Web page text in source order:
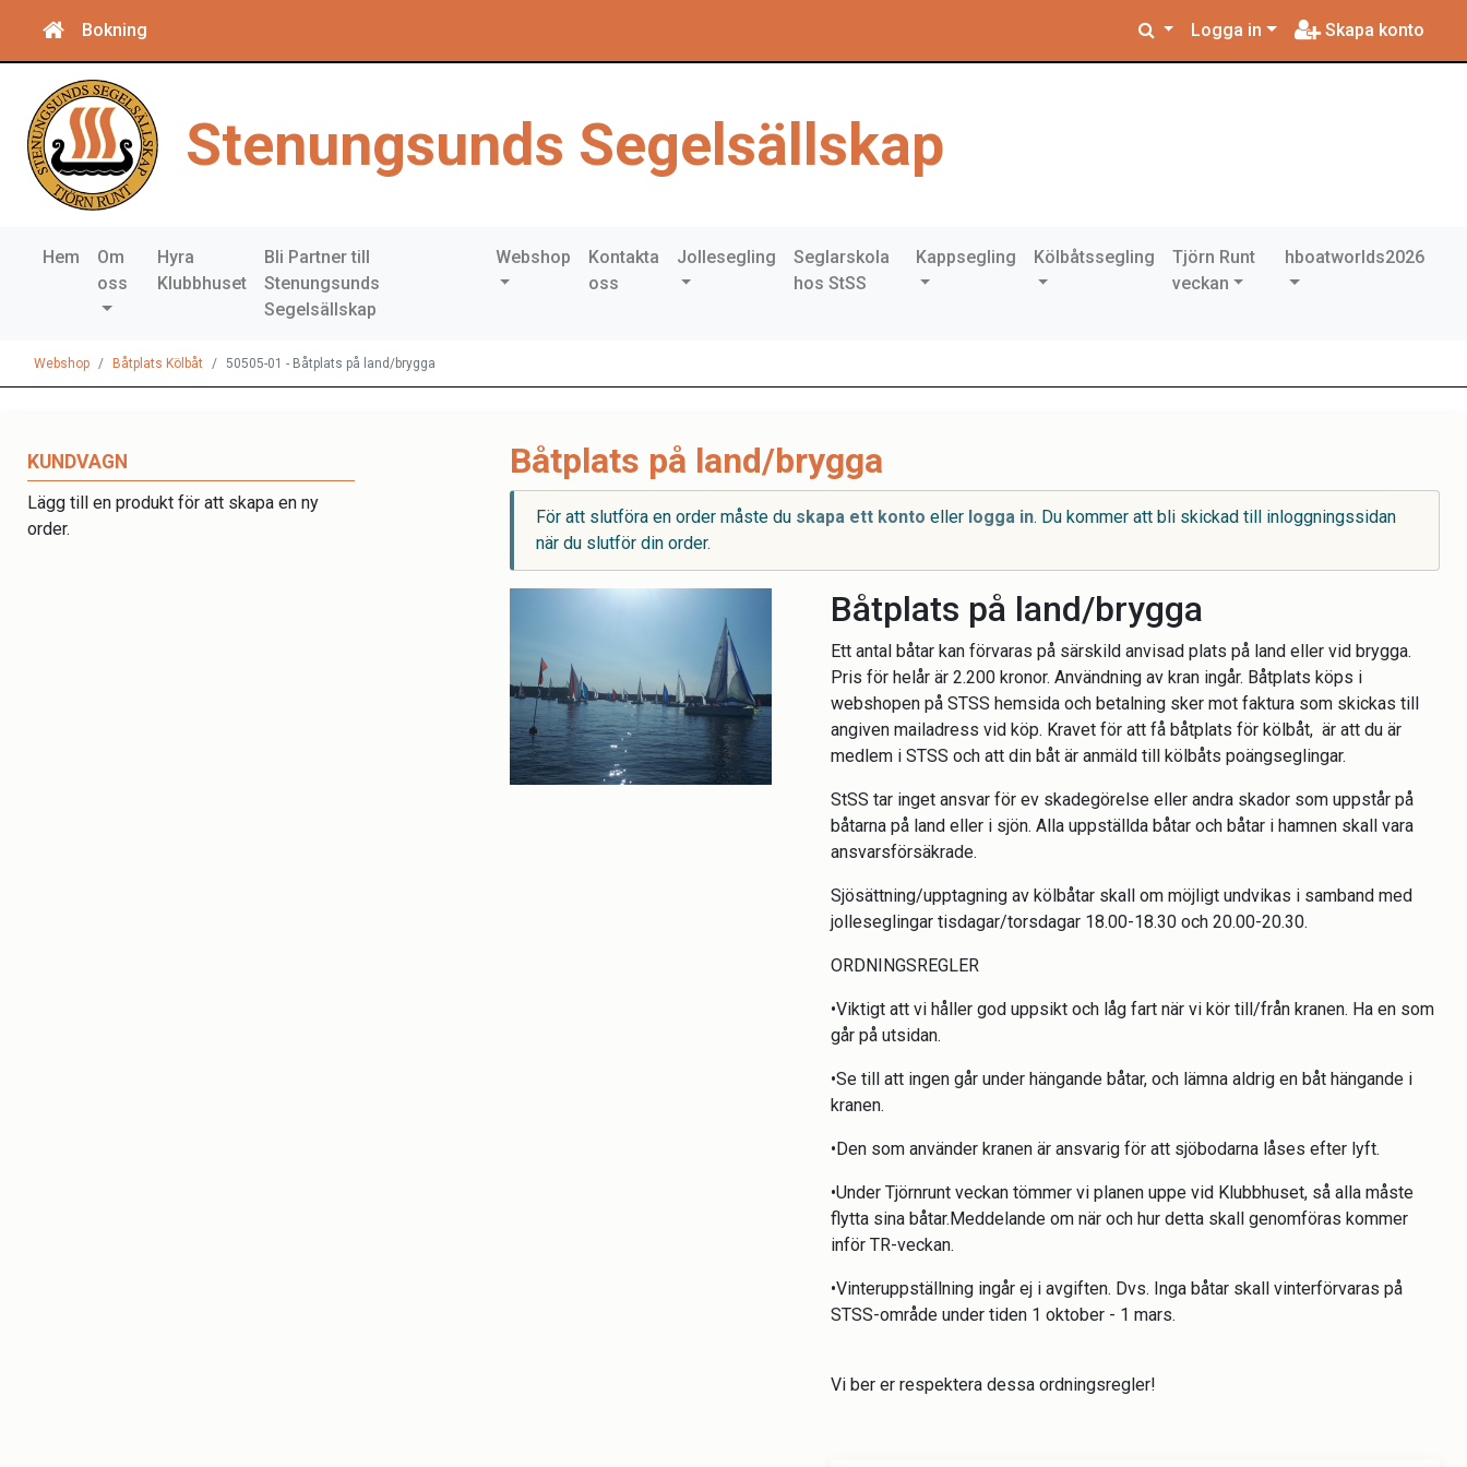
Bokning Logga in Skapa konto
Stenungsunds Segelsällskap
Hem
Om
oss
Hyra
Klubbhuset
Bli Partner till
Stenungsunds
Segelsällskap
Webshop
Kontakta
oss
Jollesegling
Seglarskola
hos StSS
Kappsegling Kölbåtssegling
Tjörn Runt
veckan
hboatworlds2026
Webshop Båtplats Kölbåt 50505-01 - Båtplats på land/brygga
KUNDVAGN
Lägg till en produkt för att skapa en ny
order.
Båtplats på land/brygga
För att slutföra en order måste du skapa ett konto eller logga in. Du kommer att bli skickad till inloggningssidan
när du slutför din order.
Båtplats på land/brygga
Ett antal båtar kan förvaras på särskild anvisad plats på land eller vid brygga.
Pris för helår är 2.200 kronor. Användning av kran ingår. Båtplats köps i
webshopen på STSS hemsida och betalning sker mot faktura som skickas till
angiven mailadress vid köp. Kravet för att få båtplats för kölbåt, är att du är
medlem i STSS och att din båt är anmäld till kölbåts poängseglingar.
StSS tar inget ansvar för ev skadegörelse eller andra skador som uppstår på
båtarna på land eller i sjön. Alla uppställda båtar och båtar i hamnen skall vara
ansvarsförsäkrade.
Sjösättning/upptagning av kölbåtar skall om möjligt undvikas i samband med
jolleseglingar tisdagar/torsdagar 18.00-18.30 och 20.00-20.30.
ORDNINGSREGLER
•Viktigt att vi håller god uppsikt och låg fart när vi kör till/från kranen. Ha en som
går på utsidan.
•Se till att ingen går under hängande båtar, och lämna aldrig en båt hängande i
kranen.
•Den som använder kranen är ansvarig för att sjöbodarna låses efter lyft.
•Under Tjörnrunt veckan tömmer vi planen uppe vid Klubbhuset, så alla måste
flytta sina båtar.Meddelande om när och hur detta skall genomföras kommer
inför TR-veckan.
•Vinteruppställning ingår ej i avgiften. Dvs. Inga båtar skall vinterförvaras på
STSS-område under tiden 1 oktober - 1 mars.
Vi ber er respektera dessa ordningsregler!